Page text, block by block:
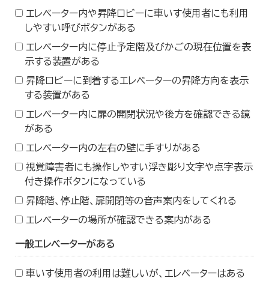
エレベーター内や昇降ロビーに車いす使用者にも利用
しやすい呼びボタンがある
エレベーター内に停止予定階及びかごの現在位置を表
示する装置がある
昇降ロビーに到着するエレベーターの昇降方向を表示
する装置がある
エレベーター内に扉の開閉状況や後方を確認できる鏡
がある
エレベーター内の左右の壁に手すりがある
視覚障害者にも操作しやすい浮き彫り文字や点字表示
付き操作ボタンになっている
昇降階、停止階、扉開閉等の音声案内をしてくれる
エレベーターの場所が確認できる案内がある
一般エレベーターがある
車いす使用者の利用は難しいが、エレベーターはある